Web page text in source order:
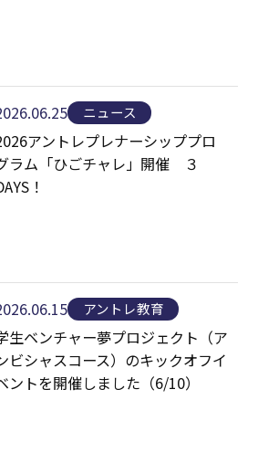
ニュース
アントレプレナーシッププロ
ラム「ひごチャレ」開催 ３
！
アントレ教育
生ベンチャー夢プロジェクト（ア
ビシャスコース）のキックオフイ
ントを開催しました（6/10）